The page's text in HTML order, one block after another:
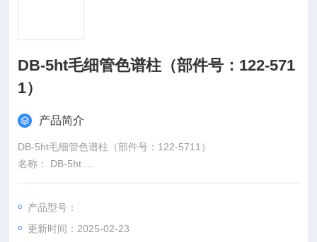
DB-5ht毛细管色谱柱（部件号：122-571
1）
产品简介
DB-5ht毛细管色谱柱（部件号：122-5711）
名称： DB-5ht
说明： 相似的固定相：HT5，Stx-5ht
峰形和更快速的洗脱
经过键合交联，可使用溶剂冲洗在柱流失、灵敏度和柱效方面都
产品型号：
更新时间：2025-02-23